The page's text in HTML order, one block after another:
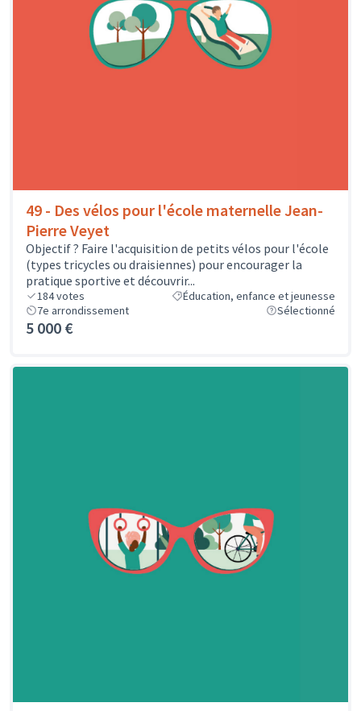
49 - Des vélos pour l'école maternelle Jean-
Pierre Veyet
Objectif ? Faire l'acquisition de petits vélos pour l'école
(types tricycles ou draisiennes) pour encourager la
pratique sportive et découvrir...
184votes
Éducation, enfance et jeunesse
7e arrondissement
Sélectionné
5 000 €